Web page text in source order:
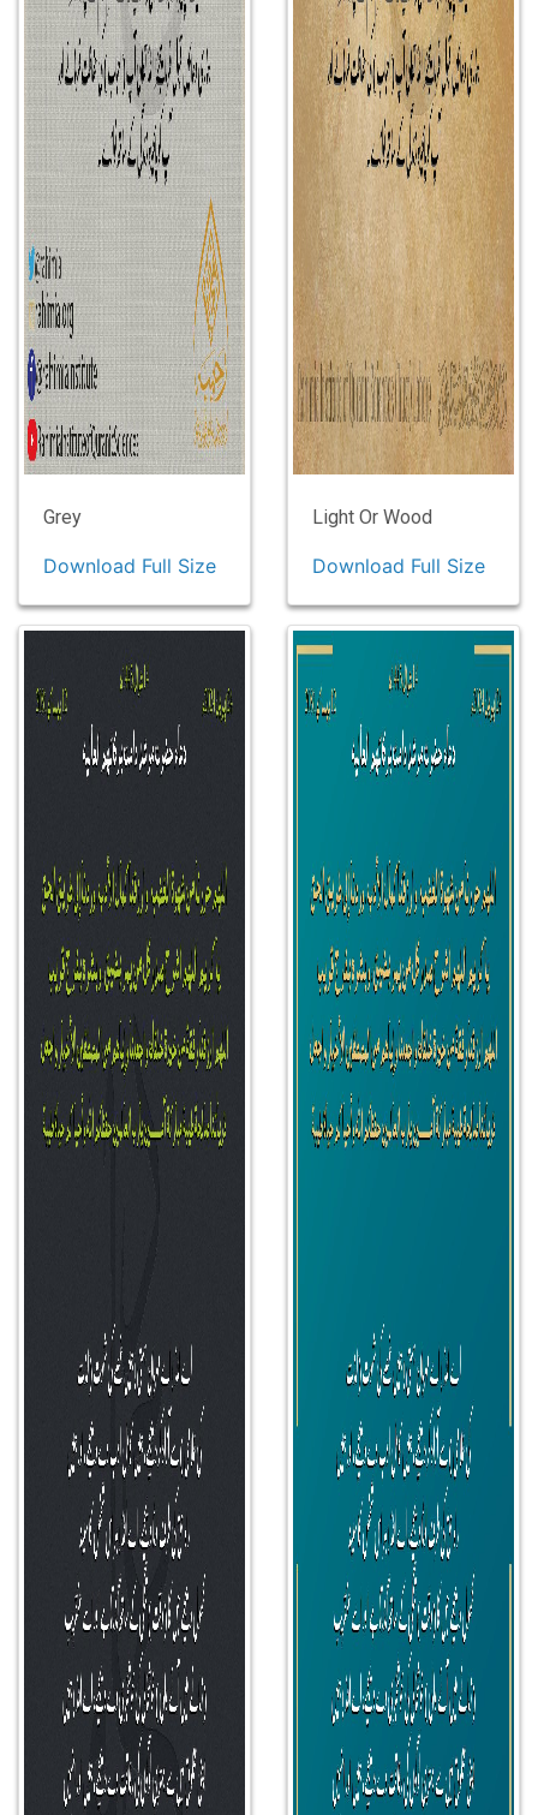
Grey
Download Full Size
Light Or Wood
Download Full Size